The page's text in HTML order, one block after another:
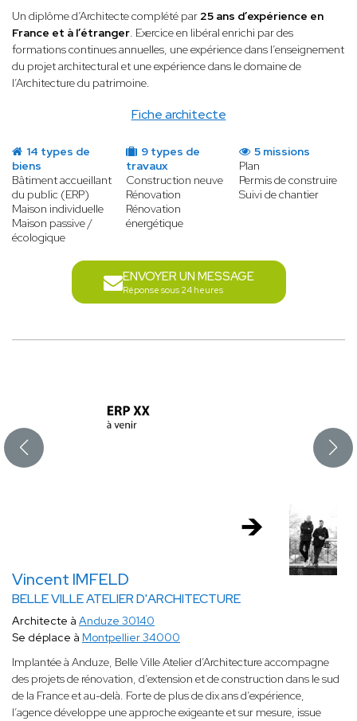
Fiche architecte
Un diplôme d’Architecte complété par 25 ans d’expérience en
France et à l’étranger. Exercice en libéral enrichi par des
formations continues annuelles, une expérience dans l’enseignement
du projet architectural et une expérience dans le domaine de
l’Architecture du patrimoine.
14 types de
biens
Bâtiment accueillant
du public (ERP)
Maison individuelle
Maison passive /
écologique
9 types de
travaux
Construction neuve
Rénovation
Rénovation
énergétique
5 missions
Plan
Permis de construire
Suivi de chantier
ENVOYER UN MESSAGE
Réponse sous 24 heures
Vincent IMFELD
BELLE VILLE ATELIER D'ARCHITECTURE
Architecte à Anduze 30140
Se déplace à Montpellier 34000
Implantée à Anduze, Belle Ville Atelier d’Architecture accompagne
des projets de rénovation, d’extension et de construction dans le sud
de la France et au-delà. Forte de plus de dix ans d’expérience,
l’agence développe une approche exigeante et sur mesure, issue